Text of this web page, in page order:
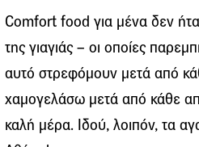
Comfort food για μένα δεν
της γιαγιάς – οι οποίες
αυτό στρεφόμουν μετά από
χαμογελάσω μετά από κάθε
καλή μέρα. Ιδού, λοιπόν, τα